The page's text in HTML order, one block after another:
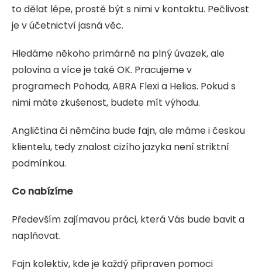
to dělat lépe, prostě být s nimi v kontaktu. Pečlivost
je v účetnictví jasná věc.
Hledáme někoho primárně na plný úvazek, ale
polovina a více je také OK. Pracujeme v
programech Pohoda, ABRA Flexi a Helios. Pokud s
nimi máte zkušenost, budete mít výhodu.
Angličtina či němčina bude fajn, ale máme i českou
klientelu, tedy znalost cizího jazyka není striktní
podmínkou.
Co nabízíme
Především zajímavou práci, která Vás bude bavit a
naplňovat.
Fajn kolektiv, kde je každý připraven pomoci